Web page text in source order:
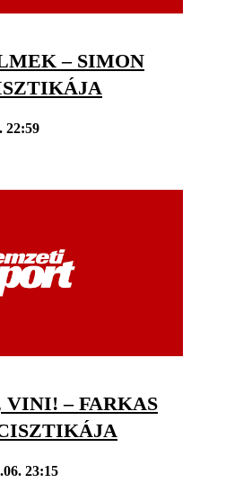
– SIMON
22:59
VINI! – FARKAS
23:15